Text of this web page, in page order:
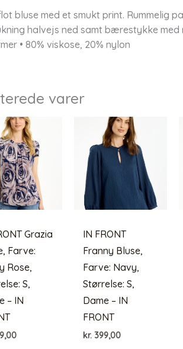
bluse med et smukt print. Rummelig
halvejs ned samt bærestykke
• 80% viskose, 20% nylon
varer
Grazia
Farve:
Rose,
S,
– IN
IN FRONT
Franny Bluse,
Farve: Navy,
Størrelse: S,
Dame – IN
FRONT
kr. 399,00